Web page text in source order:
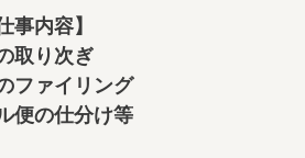
事内容】
取り次ぎ
ファイリング
便の仕分け等